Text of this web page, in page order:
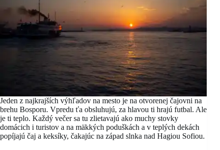
Jeden z najkrajších výhľadov na mesto je na otvorenej čajovni na
brehu Bosporu. Vpredu ťa obsluhujú, za hlavou ti hrajú futbal. Ale
je ti teplo. Každý večer sa tu zlietavajú ako muchy stovky
domácich i turistov a na mäkkých poduškách a v teplých dekách
popíjajú čaj a keksíky, čakajúc na západ slnka nad Hagiou Sofiou.